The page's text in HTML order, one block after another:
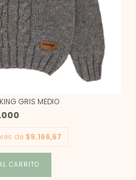
GRIS MEDIO
de $9.166,67
CARRITO